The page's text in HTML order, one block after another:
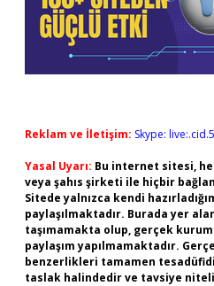
Reklam ve İletişim: Skype:
Yasal Uyarı: Bu internet sitesi,
veya şahıs şirketi ile hiçbir
Sitede yalnızca kendi
paylaşılmaktadır. Burada yer
taşımamakta olup, gerçek
paylaşım yapılmamaktadır.
benzerlikleri tamamen
taslak halindedir ve tavsiye